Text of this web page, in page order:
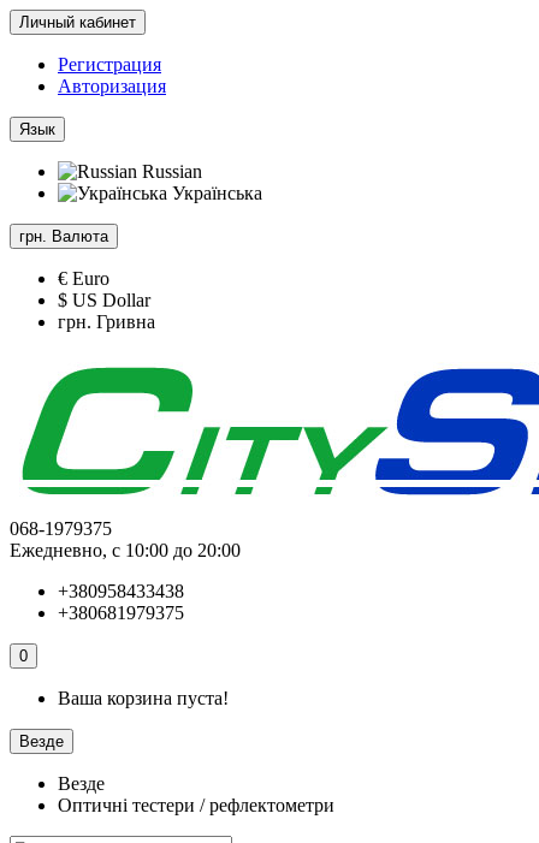
Личный кабинет
Регистрация
Авторизация
Язык
Russian
Українська
грн. Валюта
€ Euro
$ US Dollar
грн. Гривна
068-1979375
Ежедневно, с 10:00 до 20:00
+380958433438
+380681979375
0
Ваша корзина пуста!
Везде
Везде
Оптичні тестери / рефлектометри